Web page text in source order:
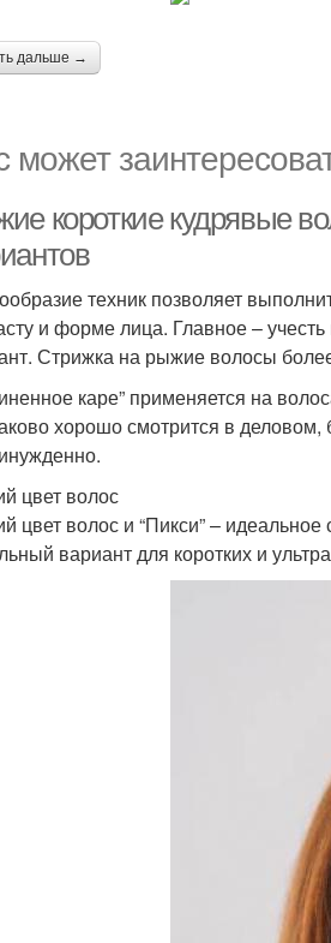
дальше →
может
короткие кудрявые
техник позволяет
и форме лица. Главное –
Стрижка на рыжие волосы
каре” применяется на
хорошо смотрится в деловом,
цвет волос
цвет волос и “Пикси” –
вариант для коротких и